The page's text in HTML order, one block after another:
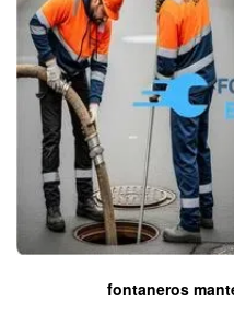
fontaneros